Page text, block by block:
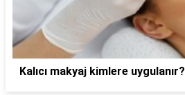
Kalıcı makyaj kimlere uygulanır?